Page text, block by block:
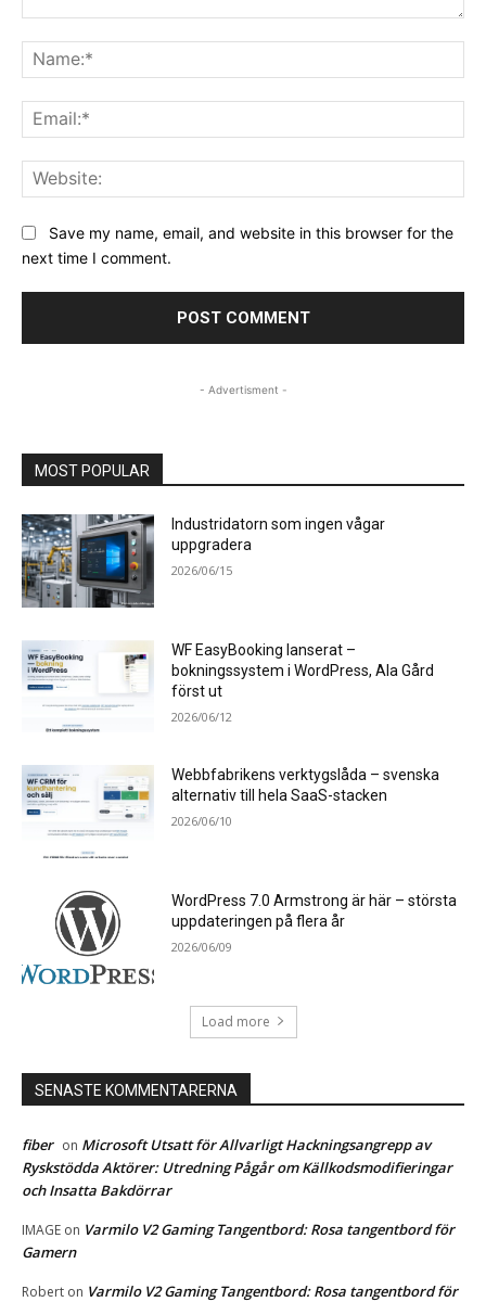
Save my name, email, and website in this browser for the
next time I comment.
- Advertisment -
MOST POPULAR
Industridatorn som ingen vågar
uppgradera
2026/06/15
WF EasyBooking lanserat –
bokningssystem i WordPress, Ala Gård
först ut
2026/06/12
Webbfabrikens verktygslåda – svenska
alternativ till hela SaaS-stacken
2026/06/10
WordPress 7.0 Armstrong är här – största
uppdateringen på flera år
2026/06/09
Load more
SENASTE KOMMENTARERNA
fiber on Microsoft Utsatt för Allvarligt Hackningsangrepp av
Ryskstödda Aktörer: Utredning Pågår om Källkodsmodifieringar
och Insatta Bakdörrar
IMAGE on Varmilo V2 Gaming Tangentbord: Rosa tangentbord för
Gamern
Robert on Varmilo V2 Gaming Tangentbord: Rosa tangentbord för